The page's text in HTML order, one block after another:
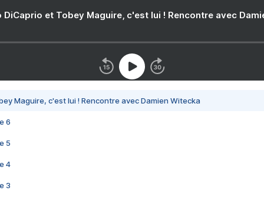
DiCaprio et Tobey Maguire, c'est lui ! Rencontre avec
Maguire, c'est lui ! Rencontre avec Damien Witecka
6
5
4
3